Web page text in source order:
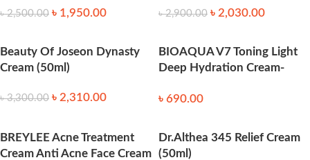
৳2,500.00 ৳ 1,950.00 ৳2,900.00 ৳ 2,030.00
Beauty Of Joseon Dynasty
Cream (50ml)
৳3,300.00 ৳ 2,310.00
BIOAQUA V7 Toning Light
Deep Hydration Cream-
৳ 690.00
BREYLEE Acne Treatment
Cream Anti Acne Face Cream
Dr.Althea 345 Relief Cream
(50ml)